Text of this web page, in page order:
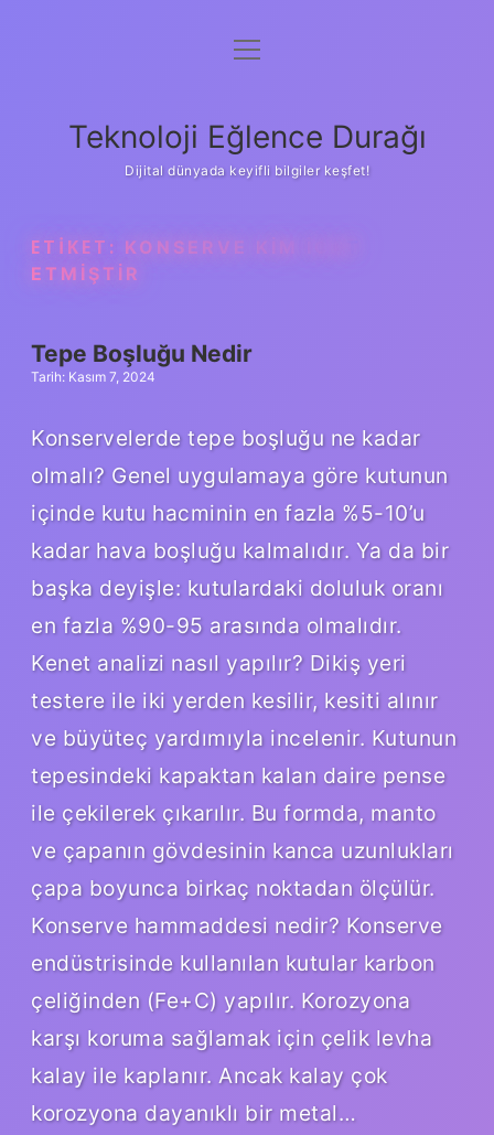
Anasayfa
Yasal Uyarı
menüyü
Teknoloji Eğlence Durağı
Dijital dünyada keyifli bilgiler keşfet!
ETIKET: KONSERVE KIM ICAT
ETMIŞTIR
Tepe Boşluğu Nedir
Tarih: Kasım 7, 2024
Konservelerde tepe boşluğu ne kadar
olmalı? Genel uygulamaya göre kutunun
içinde kutu hacminin en fazla %5-10’u
kadar hava boşluğu kalmalıdır. Ya da bir
başka deyişle: kutulardaki doluluk oranı
en fazla %90-95 arasında olmalıdır.
Kenet analizi nasıl yapılır? Dikiş yeri
testere ile iki yerden kesilir, kesiti alınır
ve büyüteç yardımıyla incelenir. Kutunun
tepesindeki kapaktan kalan daire pense
ile çekilerek çıkarılır. Bu formda, manto
ve çapanın gövdesinin kanca uzunlukları
çapa boyunca birkaç noktadan ölçülür.
Konserve hammaddesi nedir? Konserve
endüstrisinde kullanılan kutular karbon
çeliğinden (Fe+C) yapılır. Korozyona
karşı koruma sağlamak için çelik levha
kalay ile kaplanır. Ancak kalay çok
korozyona dayanıklı bir metal…